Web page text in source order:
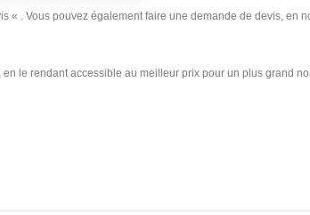
« . Vous pouvez également faire une demande de devis, en
le rendant accessible au meilleur prix pour un plus grand